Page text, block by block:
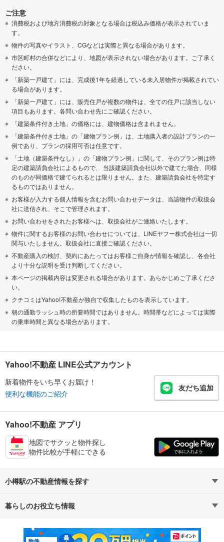
ご注意
消費税および地方消費税の対象となる場合は税込み価格が表示されていま
す。
物件の写真やイラスト、CGなどは実際と異なる場合があります。
市区町村の合併などにより、地図が表示されない場合があります。ご了承く
ださい。
「新築一戸建て」には、完成後1年を経過している未入居物件が掲載されてい
る場合があります。
「新築一戸建て」には、販売住戸が複数の物件は、全ての住戸に該当しない
項目もあります。各問い合わせ先にご確認ください。
「建築条件付き土地」の価格には、建物価格は含まれません。
「建築条件付き土地」の「建物プラン例」は、土地購入者の設計プランの一
例であり、プランの採用可否は任意です。
「土地（建築条件なし）」の「建物プラン例」に関して、そのプラン例は特
定の建築請負会社によるもので、 当該建築請負会社以外で建てた場合、同様
のものが同価格で建てられるとは限りません。また、建築請負会社を特定す
るものではありません。
お客様が入力する個人情報を含むお問い合わせデータは、当該物件の取扱会
社に送信され、そこで管理されます。
お問い合わせをされたお客様へは、取扱会社がご連絡いたします。
物件に関するお客様のお問い合わせについては、LINEヤフー株式会社は一切
関与いたしません。取扱会社に直接ご確認ください。
不動産購入の検討、契約にあたってはお客様ご自身が情報を確認し、各会社
より十分な説明を受け判断してください。
本ページの掲載内容は変更される場合があります。あらかじめご了承くださ
い。
クチコミはYahoo!不動産が独自で収集したものを表示しています。
朝の通勤ラッシュ時の所要時間ではありません。時間帯などによっては実際
の乗車時間と異なる場合があります。
Yahoo!不動産 LINE公式アカウント
新着物件をいち早くお届け！
便利な機能のご紹介
友だち追加
Yahoo!不動産 アプリ
地図でサクッと物件探し
物件比較が手軽にできる
小樽駅の不動産情報を探す
不動産・住宅
新築マンション 中古マンション
暮らしのお役立ち情報
マンションカタログ 教えて！住まいの先生